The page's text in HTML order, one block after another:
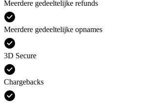
Meerdere gedeeltelijke refunds
Meerdere gedeeltelijke opnames
3D Secure
Chargebacks